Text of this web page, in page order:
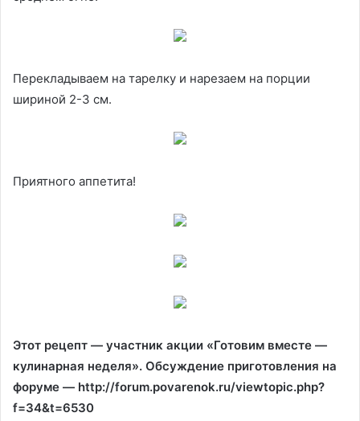
Перекладываем на тарелку и нарезаем на порции
шириной 2-3 см.
Приятного аппетита!
Этот рецепт — участник акции «Готовим вместе —
кулинарная неделя». Обсуждение приготовления на
форуме — http://forum.povarenok.ru/viewtopic.php?
f=34&t=6530